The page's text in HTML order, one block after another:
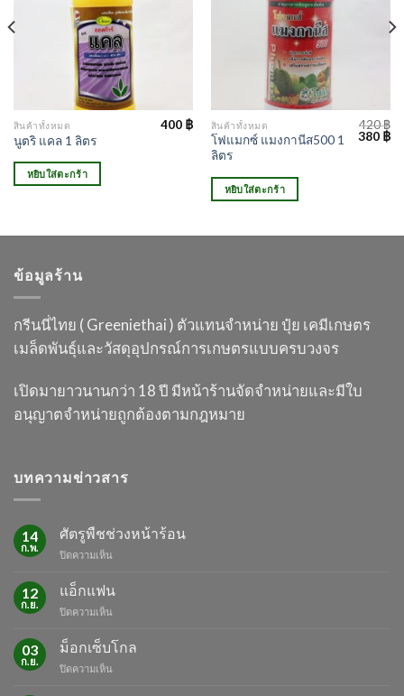
สินค้าทั้งหมด
นูตริ แคล 1 ลิตร
400 ฿
หยิบใส่ตะกร้า
สินค้าทั้งหมด
โฟแมกซ์ แมงกานีส500 1
ลิตร
420฿
Original
380 ฿
หยิบใส่ตะกร้า
ข้อมูลร้าน
กรีนนี่ไทย ( Greeniethai ) ตัวแทนจำหน่าย ปุ๋ย เคมีเกษตร
เมล็ดพันธุ์และวัสดุอุปกรณ์การเกษตรแบบครบวงจร
เปิดมายาวนานกว่า 18 ปี มีหน้าร้านจัดจำหน่ายและมีใบ
อนุญาตจำหน่ายถูกต้องตามกฎหมาย
บทความข่าวสาร
14
ก.พ.
ศัตรูพืชช่วงหน้าร้อน
ปิดความเห็น
ช่วง
หน้า
12
ก.ย.
แอ็กแฟน
ปิดความเห็น
แฟน
03
ก.ย.
ม็อกเซ็บโกล
ปิดความเห็น